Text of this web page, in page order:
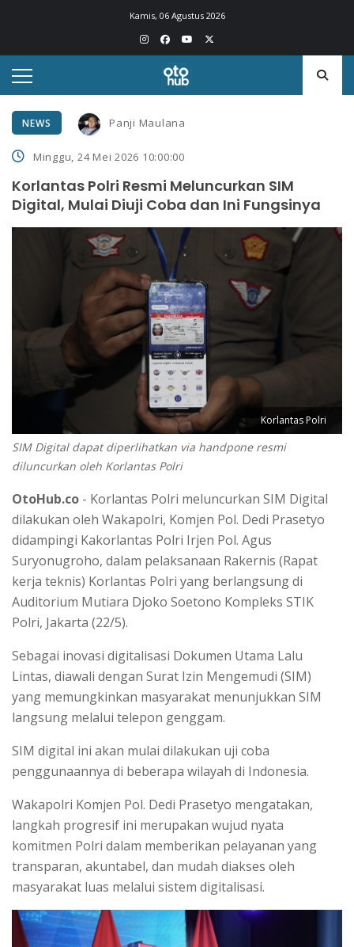
Kamis, 06 Agustus 2026
NEWS Panji Maulana
Minggu, 24 Mei 2026 10:00:00
Korlantas Polri Resmi Meluncurkan SIM
Digital, Mulai Diuji Coba dan Ini Fungsinya
Korlantas Polri
SIM Digital dapat diperlihatkan via handpone resmi
diluncurkan oleh Korlantas Polri
OtoHub.co - Korlantas Polri meluncurkan SIM Digital
dilakukan oleh Wakapolri, Komjen Pol. Dedi Prasetyo
didampingi Kakorlantas Polri Irjen Pol. Agus
Suryonugroho, dalam pelaksanaan Rakernis (Rapat
kerja teknis) Korlantas Polri yang berlangsung di
Auditorium Mutiara Djoko Soetono Kompleks STIK
Polri, Jakarta (22/5).
Sebagai inovasi digitalisasi Dokumen Utama Lalu
Lintas, diawali dengan Surat Izin Mengemudi (SIM)
yang memungkinkan masyarakat menunjukkan SIM
langsung melalui telepon genggam.
SIM digital ini akan mulai dilakukan uji coba
penggunaannya di beberapa wilayah di Indonesia.
Wakapolri Komjen Pol. Dedi Prasetyo mengatakan,
langkah progresif ini merupakan wujud nyata
komitmen Polri dalam memberikan pelayanan yang
transparan, akuntabel, dan mudah diakses oleh
masyarakat luas melalui sistem digitalisasi.